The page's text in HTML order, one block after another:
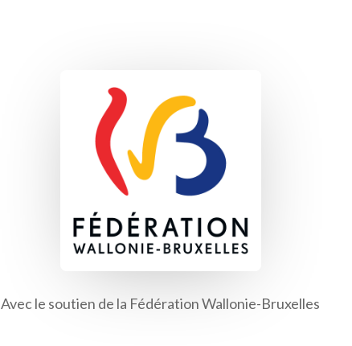
Avec le soutien de la Fédération Wallonie-Bruxelles